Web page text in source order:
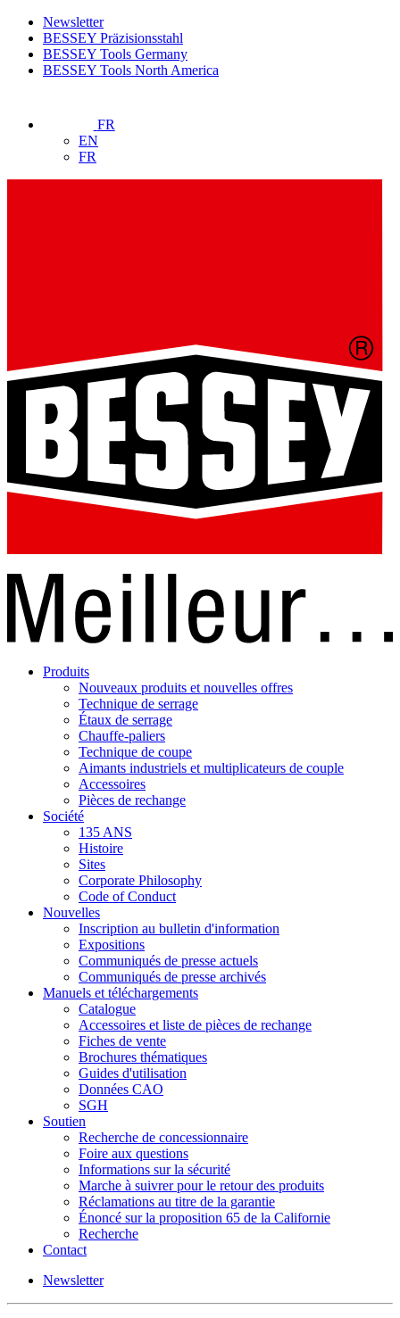
Newsletter
BESSEY Präzisionsstahl
BESSEY Tools Germany
BESSEY Tools North America
FR
EN
FR
Produits
Nouveaux produits et nouvelles offres
Technique de serrage
Étaux de serrage
Chauffe-paliers
Technique de coupe
Aimants industriels et multiplicateurs de couple
Accessoires
Pièces de rechange
Société
135 ANS
Histoire
Sites
Corporate Philosophy
Code of Conduct
Nouvelles
Inscription au bulletin d'information
Expositions
Communiqués de presse actuels
Communiqués de presse archivés
Manuels et téléchargements
Catalogue
Accessoires et liste de pièces de rechange
Fiches de vente
Brochures thématiques
Guides d'utilisation
Données CAO
SGH
Soutien
Recherche de concessionnaire
Foire aux questions
Informations sur la sécurité
Marche à suivrer pour le retour des produits
Réclamations au titre de la garantie
Énoncé sur la proposition 65 de la Californie
Recherche
Contact
Newsletter